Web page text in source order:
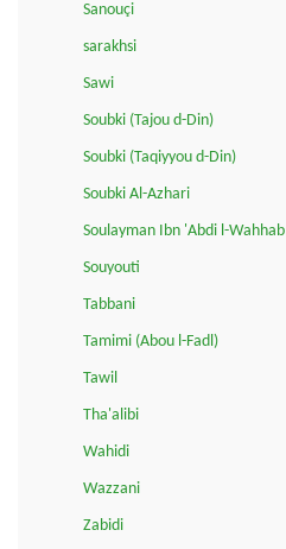
Sanouçi
sarakhsi
Sawi
Soubki (Tajou d-Din)
Soubki (Taqiyyou d-Din)
Soubki Al-Azhari
Soulayman Ibn 'Abdi l-Wahhab
Souyouti
Tabbani
Tamimi (Abou l-Fadl)
Tawil
Tha'alibi
Wahidi
Wazzani
Zabidi